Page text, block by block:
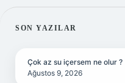
SIDEBAR
SON YAZILAR
Çok az su içersem ne olur ?
Ağustos 9, 2026